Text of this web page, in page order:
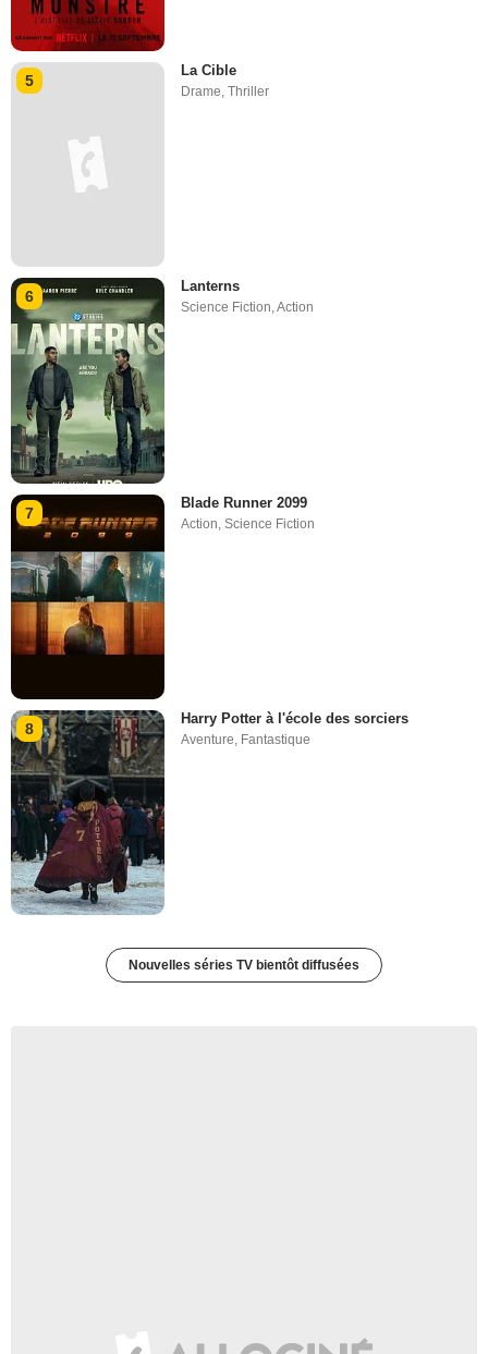
5
La Cible
Drame,Thriller
6
Lanterns
Science Fiction,Action
7
Blade Runner 2099
Action ,Science Fiction
8
Harry Potter à l'école des sorciers
Aventure, Fantastique
Nouvelles séries TV bientôt diffusées